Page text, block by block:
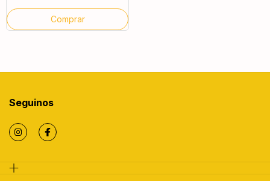
Seguinos